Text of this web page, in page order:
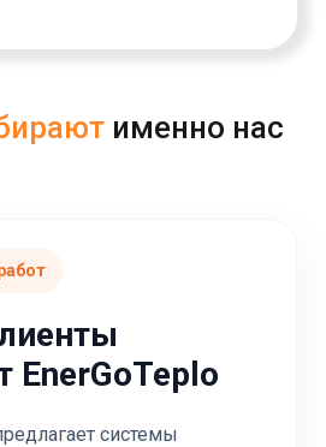
именно нас
EnerGoTeplo
системы